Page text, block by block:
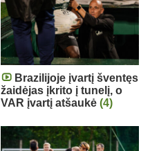
Brazilijoje įvartį šventęs
žaidėjas įkrito į tunelį, o
VAR įvartį atšaukė (4)